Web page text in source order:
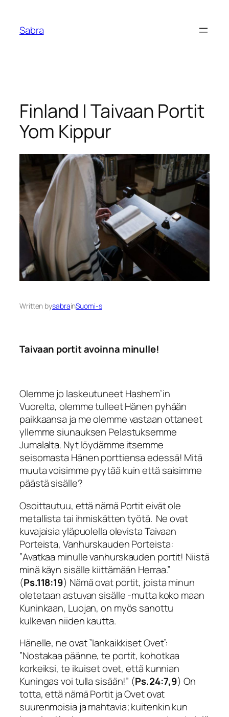
content
Sabra
Finland | Taivaan Portit
Yom Kippur
Written bysabrainSuomi-s
Taivaan portit avoinna minulle!
Olemme jo laskeutuneetHashem’in
Vuorelta, olemme tulleet Hänen pyhään
paikkaansa ja me olemme vastaan ottaneet
yllemme siunauksen Pelastuksemme
Jumalalta. Nyt löydämme itsemme
seisomasta Hänen porttiensa edessä! Mitä
muuta voisimme pyytää kuin että saisimme
päästä sisälle?
Osoittautuu, että nämä Portit eivät ole
metallista tai ihmiskätten työtä. Ne ovat
kuvajaisia yläpuolella olevista Taivaan
Porteista, Vanhurskauden Porteista:
”Avatkaa minulle vanhurskauden portit! Niistä
minä käyn sisälle kiittämään Herraa.”
(Ps.118:19) Nämä ovat portit, joista minun
oletetaan astuvan sisälle -mutta koko maan
Kuninkaan, Luojan, on myös sanottu
kulkevan niiden kautta.
Hänelle, ne ovat ”Iankaikkiset Ovet”:
”Nostakaa päänne, te portit, kohotkaa
korkeiksi, te ikuiset ovet, että kunnian
Kuningas voi tulla sisään!” (Ps.24:7,9) On
totta, että nämä Portit ja Ovet ovat
suurenmoisia ja mahtavia; kuitenkin kun